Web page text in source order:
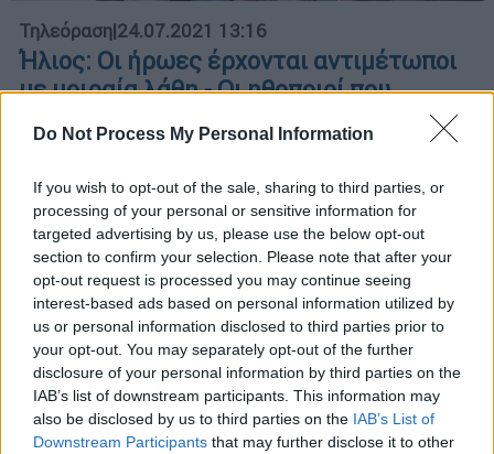
Do Not Process My Personal Information
If you wish to opt-out of the sale, sharing to third parties, or
processing of your personal or sensitive information for
targeted advertising by us, please use the below opt-out
section to confirm your selection. Please note that after your
opt-out request is processed you may continue seeing
interest-based ads based on personal information utilized by
us or personal information disclosed to third parties prior to
your opt-out. You may separately opt-out of the further
disclosure of your personal information by third parties on the
IAB’s list of downstream participants. This information may
also be disclosed by us to third parties on the IAB’s List of
Downstream Participants that may further disclose it to other
Τηλεόραση|24.07.2021 13:16
Ήλιος: Οι ήρωες έρχονται αντιμέτωποι
με μοιραία λάθη - Οι ηθοποιοί που
σειράς «Ήλιος» έρχεται και θα είναι ακόμα
πιο καθηλωτική